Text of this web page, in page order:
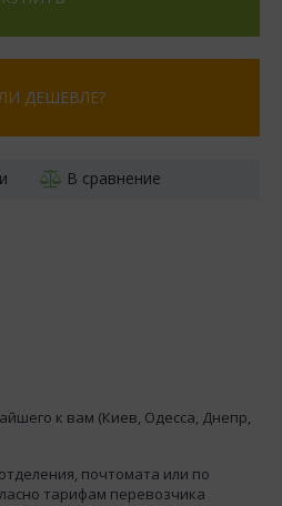
ДЕШЕВЛЕ?
В сравнение
к вам (Киев, Одесса, Днепр,
почтомата или по
тарифам перевозчика